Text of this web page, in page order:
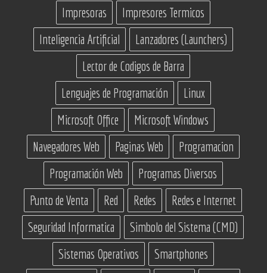
Impresoras
Impresores Termicos
Inteligencia Artificial
Lanzadores (Launchers)
Lector de Codigos de Barra
Lenguajes de Programación
Linux
Microsoft Office
Microsoft Windows
Navegadores Web
Paginas Web
Programacion
Programación Web
Programas Diversos
Punto de Venta
Red Redes
Redes e Internet
Seguridad Informatica
Simbolo del Sistema (CMD)
Sistemas Operativos
Smartphones